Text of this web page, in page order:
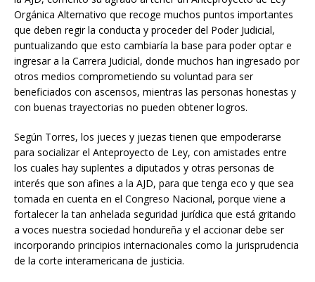
Orgánica Alternativo que recoge muchos puntos importantes
que deben regir la conducta y proceder del Poder Judicial,
puntualizando que esto cambiaría la base para poder optar e
ingresar a la Carrera Judicial, donde muchos han ingresado por
otros medios comprometiendo su voluntad para ser
beneficiados con ascensos, mientras las personas honestas y
con buenas trayectorias no pueden obtener logros.
Según Torres, los jueces y juezas tienen que empoderarse
para socializar el Anteproyecto de Ley, con amistades entre
los cuales hay suplentes a diputados y otras personas de
interés que son afines a la AJD, para que tenga eco y que sea
tomada en cuenta en el Congreso Nacional, porque viene a
fortalecer la tan anhelada seguridad jurídica que está gritando
a voces nuestra sociedad hondureña y el accionar debe ser
incorporando principios internacionales como la jurisprudencia
de la corte interamericana de justicia.